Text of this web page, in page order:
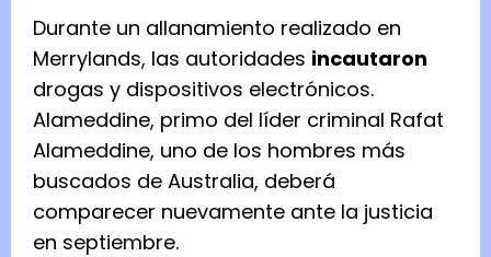
Durante un allanamiento realizado en
Merrylands, las autoridades incautaron
drogas y dispositivos electrónicos.
Alameddine, primo del líder criminal Rafat
Alameddine, uno de los hombres más
buscados de Australia, deberá
comparecer nuevamente ante la justicia
en septiembre.